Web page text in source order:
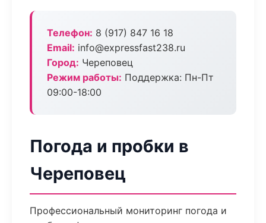
Телефон: 8 (917) 847 16 18
Email: info@expressfast238.ru
Город: Череповец
Режим работы: Поддержка: Пн-Пт
09:00-18:00
Погода и пробки в
Череповец
Профессиональный мониторинг погода и